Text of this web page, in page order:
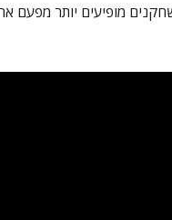
שחקנים מופיעים יותר